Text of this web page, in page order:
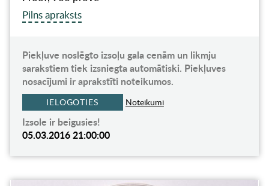
Pilns apraksts
Piekļuve noslēgto izsoļu gala cenām un likmju
sarakstiem tiek izsniegta automātiski. Piekļuves
nosacījumi ir aprakstīti noteikumos.
IELOGOTIES Noteikumi
Izsole ir beigusies!
05.03.2016 21:00:00